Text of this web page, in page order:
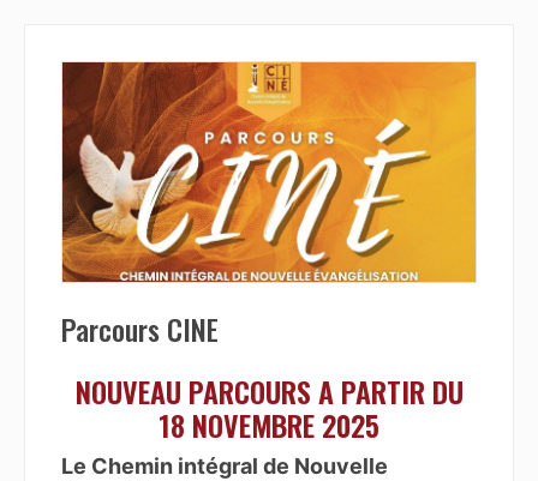
Parcours CINE
NOUVEAU PARCOURS A PARTIR DU
18 NOVEMBRE 2025
Le Chemin intégral de Nouvelle